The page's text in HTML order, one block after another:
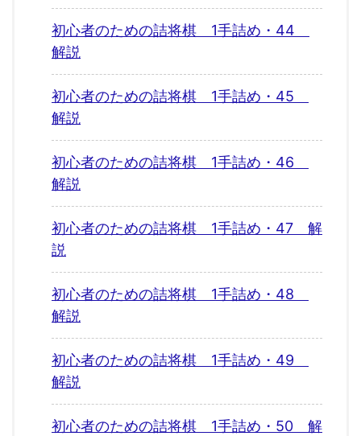
初心者のための詰将棋 1手詰め・44
解説
初心者のための詰将棋 1手詰め・45
解説
初心者のための詰将棋 1手詰め・46
解説
初心者のための詰将棋 1手詰め・47 解
説
初心者のための詰将棋 1手詰め・48
解説
初心者のための詰将棋 1手詰め・49
解説
初心者のための詰将棋 1手詰め・50 解